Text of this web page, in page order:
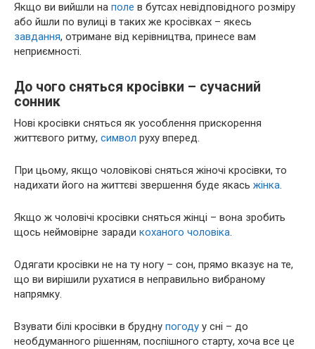
Якщо ви вийшли на поле в бутсах невідповідного розміру
або йшли по вулиці в таких же кросівках – якесь
завдання, отримане від керівництва, принесе вам
неприємності.
До чого сняться кросівки – сучасний
сонник
Нові кросівки сняться як уособлення прискорення
життєвого ритму, символ руху вперед.
При цьому, якщо чоловікові сняться жіночі кросівки, то
надихати його на життєві звершення буде якась жінка.
Якщо ж чоловічі кросівки сняться жінці – вона зробить
щось неймовірне заради коханого чоловіка.
Одягати кросівки не на ту ногу – сон, прямо вказує на те,
що ви вирішили рухатися в неправильно вибраному
напрямку.
Взувати білі кросівки в брудну погоду у сні – до
необдуманного рішенням, поспішного старту, хоча все це